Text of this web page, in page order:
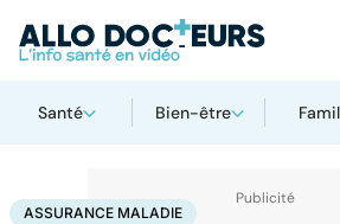
Santé Bien-être
AccueilSantéAssurance maladie
ASSURANCE MALADIE